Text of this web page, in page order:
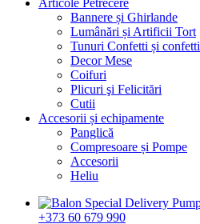
Articole Petrecere
Bannere și Ghirlande
Lumânări și Artificii Tort
Tunuri Confetti și confetti
Decor Mese
Coifuri
Plicuri şi Felicitări
Cutii
Accesorii și echipamente
Panglică
Compresoare și Pompe
Accesorii
Heliu
+373 60 679 990